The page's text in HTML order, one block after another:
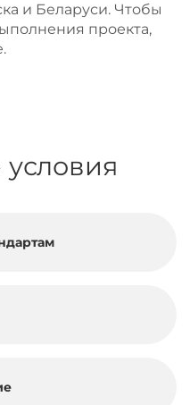
и Беларуси. Чтобы
проекта,